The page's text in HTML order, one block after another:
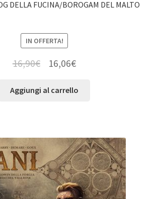
DELLA FUCINA/BOROGAM DEL MALTO
IN OFFERTA!
16,90€ 16,06€
Aggiungi al carrello